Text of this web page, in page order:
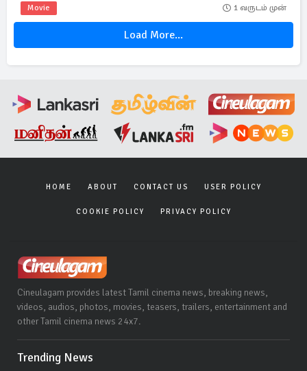
Movie 1 வருடம் முன்
Load More...
HOME ABOUT CONTACT US USER POLICY
COOKIE POLICY PRIVACY POLICY
Cineulagam provides latest Tamil cinema news, breaking news,
videos, audios, photos, movies, teasers, trailers, entertainment and
other Tamil cinema news 24x7.
Trending News